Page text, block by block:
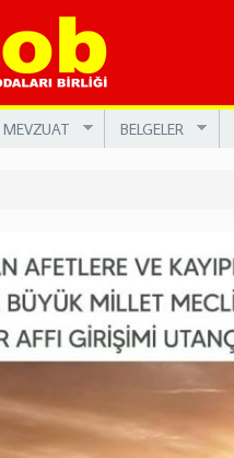
MEVZUAT BELGELER